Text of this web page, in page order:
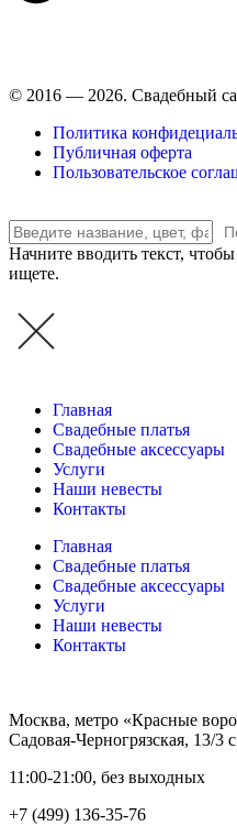
© 2016 — 2026. Свадебный
Политика
Публичная оферта
Пользовательское
Начните вводить текст,
ищете.
Главная
Свадебные платья
Свадебные аксессуары
Услуги
Наши невесты
Контакты
Главная
Свадебные платья
Свадебные аксессуары
Услуги
Наши невесты
Контакты
Москва, метро «Красные
Садовая-Черногрязская, 13/3
11:00-21:00, без выходных
+7 (499) 136-35-76